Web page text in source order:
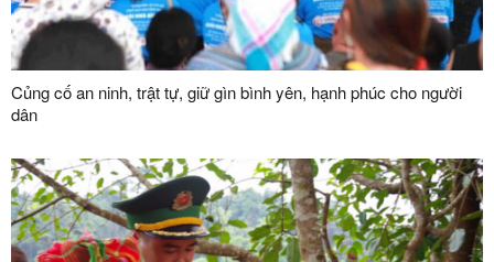
Củng cố an ninh, trật tự, giữ gìn bình yên, hạnh phúc cho người
dân